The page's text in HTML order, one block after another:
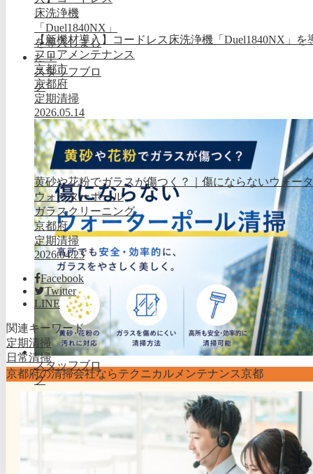
スタッフブロ
グ
【新機材導入】コードレス床洗浄機「Duel1840NX」を
フロアメンテナンス
京都市
京都府
定期清掃
2026.05.14
スタッフブロ
グ
黄砂や花粉でガラスが傷つく？｜傷にならないウォー
ウォーターポール
ガラスクリーニング
京都府
定期清掃
2026.04.23
Facebook
Twitter
LINE
関連キーワード
定期清掃
日常清掃
京都府の清掃会社ならテクニカルメンテナンス京都